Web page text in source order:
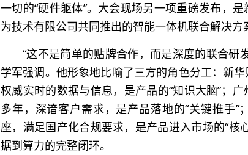
一切的“硬件躯体”。大会现场另一项重磅发布，
为技术有限公司共同推出的智能一体机联合解决方
“这不是简单的贴牌合作，而是深度的联合研
学军强调。他形象地比喻了三方的角色分工：新
权威实时的数据与信息，是产品的“知识大脑”；
多年，深谙客户需求，是产品落地的“关键推手
座，满足国产化合规要求，是产品进入市场的“核
据到算力的完整闭环。